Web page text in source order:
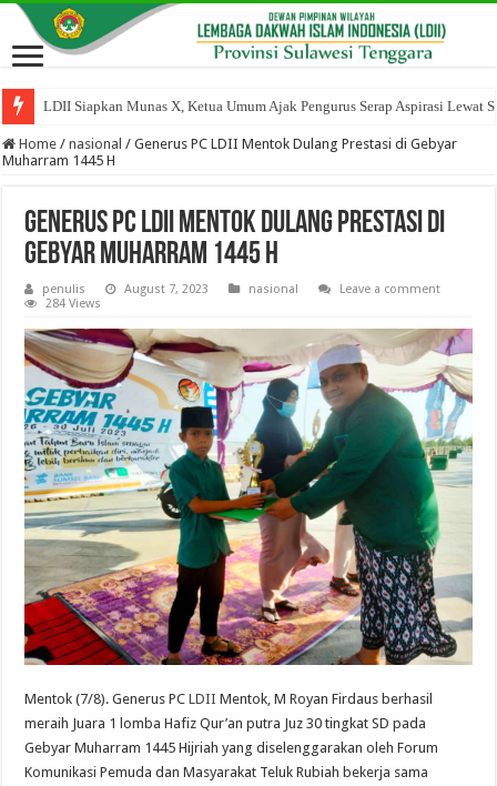
LDII Siapkan Munas X, Ketua Umum Ajak Pengurus Serap Aspirasi Lewat
Home / nasional / Generus PC LDII Mentok Dulang Prestasi di Gebyar
Muharram 1445 H
Generus PC LDII Mentok Dulang Prestasi di
Gebyar Muharram 1445 H
penulis August 7, 2023 nasional
Leave a comment
284 Views
Mentok (7/8). Generus PCLDII Mentok, M Royan Firdaus berhasil
meraih Juara 1 lomba Hafiz Qur’an putra Juz 30 tingkat SD pada
Gebyar Muharram 1445 Hijriah yang diselenggarakan oleh Forum
Komunikasi Pemuda dan Masyarakat Teluk Rubiah bekerja sama